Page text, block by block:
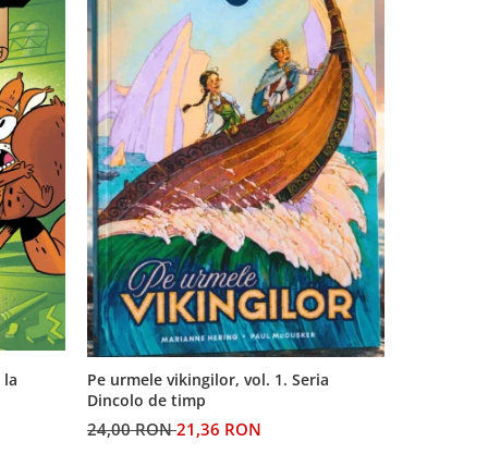
Pe urmele vikingilor, vol. 1. Seria
Dincolo de timp
24,00 RON21,36 RON